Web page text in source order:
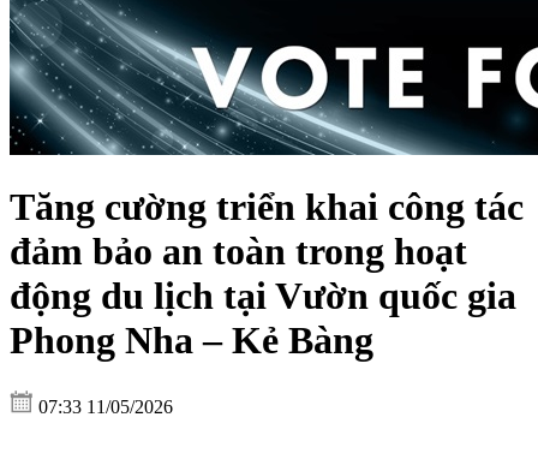
Tăng cường triển khai công tác
đảm bảo an toàn trong hoạt
động du lịch tại Vườn quốc gia
Phong Nha – Kẻ Bàng
07:33 11/05/2026